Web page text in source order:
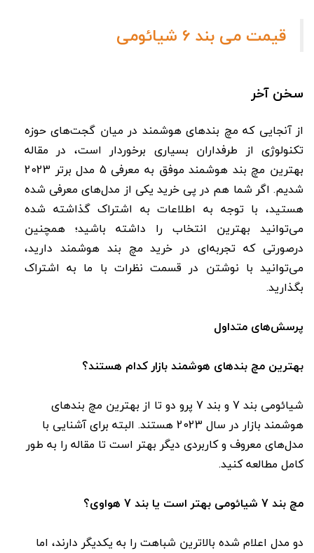
قیمت می بند 6 شیائومی
سخن آخر
از آنجایی که مچ بندهای هوشمند در میان گجت‌های حوزه
تکنولوژی از طرفداران بسیاری برخوردار است، در مقاله
بهترین مچ بند هوشمند موفق به معرفی 5 مدل برتر 2023
شدیم. اگر شما هم در پی خرید یکی از مدل‌های معرفی شده
هستید، با توجه به اطلاعات به اشتراک گذاشته شده
می‌توانید بهترین انتخاب را داشته باشید؛ همچنین
درصورتی که تجربه‌ای در خرید مچ بند هوشمند دارید،
می‌توانید با نوشتن در قسمت نظرات با ما به اشتراک
بگذارید.
پرسش‌های متداول
بهترین مچ بندهای هوشمند بازار کدام هستند؟
شیائومی بند 7 و بند 7 پرو دو تا از بهترین مچ بندهای
هوشمند بازار در سال 2023 هستند. البته برای آشنایی با
مدل‌های معروف و کاربردی دیگر بهتر است تا مقاله را به طور
کامل مطالعه کنید.
مچ بند 7 شیائومی بهتر است یا بند 7 هواوی؟
دو مدل اعلام شده بالاترین شباهت را به یکدیگر دارند، اما